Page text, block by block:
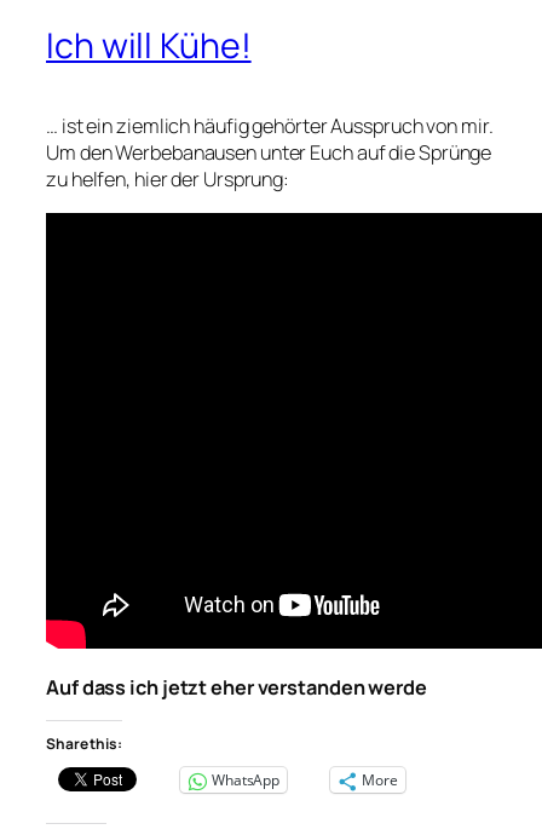
Ich will Kühe!
… ist ein ziemlich häufig gehörter Ausspruch von mir.
Um den Werbebanausen unter Euch auf die Sprünge
zu helfen, hier der Ursprung:
Auf dass ich jetzt eher verstanden werde
Share this:
WhatsApp
More